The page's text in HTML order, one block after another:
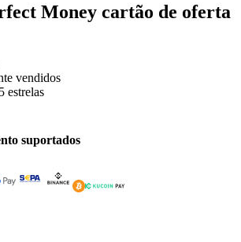
Money cartão de oferta
vendidos
estrelas
suportados